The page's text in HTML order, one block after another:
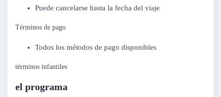
Puede cancelarse hasta la fecha del viaje
Términos de pago
Todos los métodos de pago disponibles
términos infantiles
el programa